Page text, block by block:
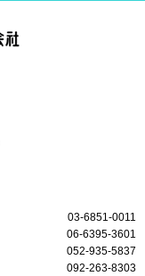
03-6851-0011
06-6395-3601
052-935-5837
092-263-8303